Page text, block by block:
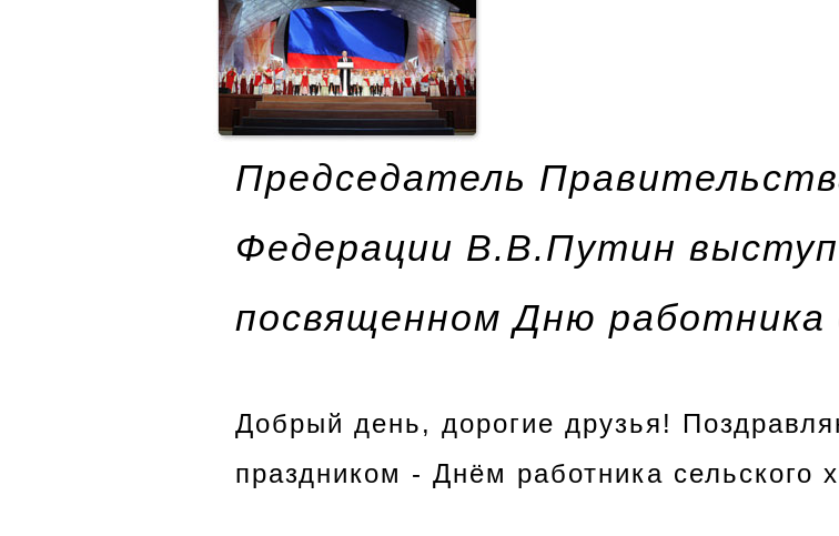
Председатель
Федерации В.В.Путин
посвященном Дню работника
Добрый день, дорогие друзья!
праздником - Днём работника сельского